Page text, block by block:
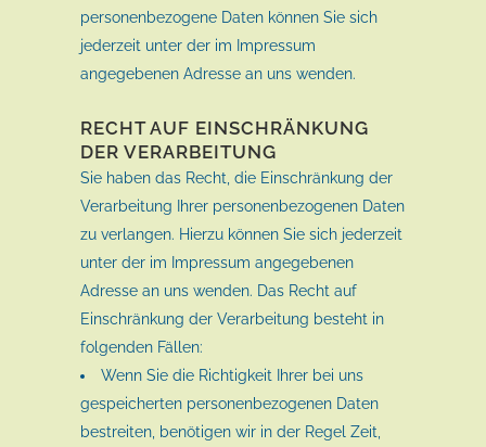
personenbezogene Daten können Sie sich
jederzeit unter der im Impressum
angegebenen Adresse an uns wenden.
RECHT AUF EINSCHRÄNKUNG
DER VERARBEITUNG
Sie haben das Recht, die Einschränkung der
Verarbeitung Ihrer personenbezogenen Daten
zu verlangen. Hierzu können Sie sich jederzeit
unter der im Impressum angegebenen
Adresse an uns wenden. Das Recht auf
Einschränkung der Verarbeitung besteht in
folgenden Fällen:
Wenn Sie die Richtigkeit Ihrer bei uns
gespeicherten personenbezogenen Daten
bestreiten, benötigen wir in der Regel Zeit,